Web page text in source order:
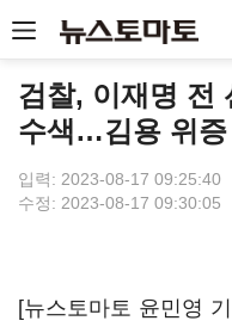
검찰, 이재명 전
수색…김용 위증
입력: 2023-08-17 09:25:40
수정: 2023-08-17 09:30:05
[뉴스토마토 윤민영